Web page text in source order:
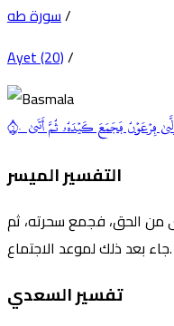
سورة طه/
Ayet (20)/
فِرۡعَوۡنُ فَجَمَعَ كَيۡدَهُۥ ثُمَّ أَتَىٰ ٦٠
التفسير الميسر
من الحق، فجمع سحرته، ثم
جاء بعد ذلك لموعد الاجتماع.
تفسير السعدي